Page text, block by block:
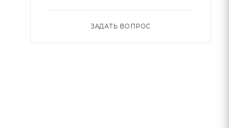
ЗАДАТЬ ВОПРОС